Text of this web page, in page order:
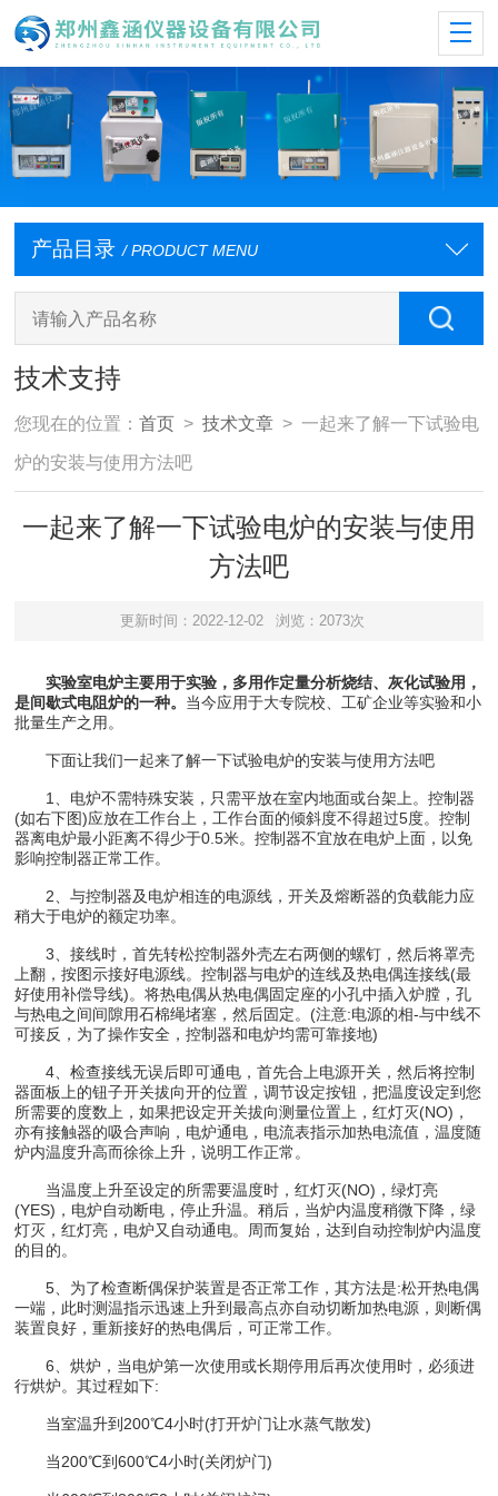
产品目录 / PRODUCT MENU
技术支持
您现在的位置：首页 >技术文章 > 一起来了解一下试验电
炉的安装与使用方法吧
一起来了解一下试验电炉的安装与使用
方法吧
更新时间：2022-12-02 浏览：2073次
实验室电炉主要用于实验，多用作定量分析烧结、灰化试验用，
是间歇式电阻炉的一种。 当今应用于大专院校、工矿企业等实验和小
批量生产之用。
下面让我们一起来了解一下试验电炉的安装与使用方法吧
1、电炉不需特殊安装，只需平放在室内地面或台架上。控制器
(如右下图)应放在工作台上，工作台面的倾斜度不得超过5度。控制
器离电炉最小距离不得少于0.5米。控制器不宜放在电炉上面，以免
影响控制器正常工作。
2、与控制器及电炉相连的电源线，开关及熔断器的负载能力应
稍大于电炉的额定功率。
3、接线时，首先转松控制器外壳左右两侧的螺钉，然后将罩壳
上翻，按图示接好电源线。控制器与电炉的连线及热电偶连接线(最
好使用补偿导线)。将热电偶从热电偶固定座的小孔中插入炉膛，孔
与热电之间间隙用石棉绳堵塞，然后固定。(注意:电源的相-与中线不
可接反，为了操作安全，控制器和电炉均需可靠接地)
4、检查接线无误后即可通电，首先合上电源开关，然后将控制
器面板上的钮子开关拔向开的位置，调节设定按钮，把温度设定到您
所需要的度数上，如果把设定开关拔向测量位置上，红灯灭(NO)，
亦有接触器的吸合声响，电炉通电，电流表指示加热电流值，温度随
炉内温度升高而徐徐上升，说明工作正常。
当温度上升至设定的所需要温度时，红灯灭(NO)，绿灯亮
(YES)，电炉自动断电，停止升温。稍后，当炉内温度稍微下降，绿
灯灭，红灯亮，电炉又自动通电。周而复始，达到自动控制炉内温度
的目的。
5、为了检查断偶保护装置是否正常工作，其方法是:松开热电偶
一端，此时测温指示迅速上升到最高点亦自动切断加热电源，则断偶
装置良好，重新接好的热电偶后，可正常工作。
6、烘炉，当电炉第一次使用或长期停用后再次使用时，必须进
行烘炉。其过程如下:
当室温升到200℃4小时(打开炉门让水蒸气散发)
当200℃到600℃4小时(关闭炉门)